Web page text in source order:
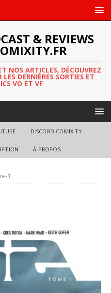
& REVIEWS
NOS ARTICLES, DÉCOUVREZ
DERNIÈRES SORTIES ET
VO ET VF
DISCORD COMIXITY
À PROPOS
1